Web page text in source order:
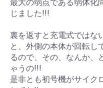
最大の弱点である弱体化
じました!!!
裏を返すと充電式ではな
と、外側の本体が回転し
るので、その、なんか、
ゃうの!!!
是非とも初号機がサイク